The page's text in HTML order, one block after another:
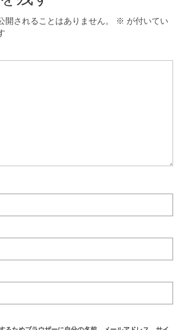
開されることはありません。 ※ が付いてい